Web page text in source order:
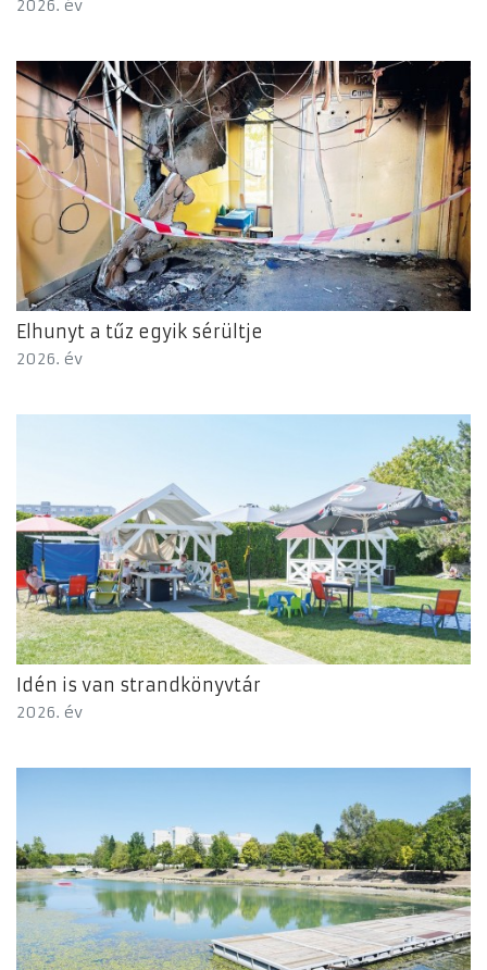
2026. év
Elhunyt a tűz egyik sérültje
2026. év
Idén is van strandkönyvtár
2026. év